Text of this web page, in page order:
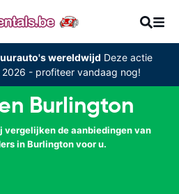
wereldwijd Deze actie
- profiteer vandaag nog!
Burlington
vergelijken de aanbiedingen van
in Burlington voor u.